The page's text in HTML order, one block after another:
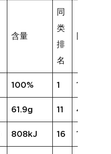
含量
同
类
排
名
100% 1 100%
61.9g 11 46.6g
808kJ 16 1015kJ